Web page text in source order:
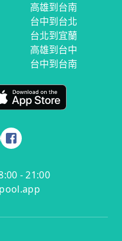
高雄到台南
台中到台北
台北到宜蘭
高雄到台中
台中到台南
- 21:00